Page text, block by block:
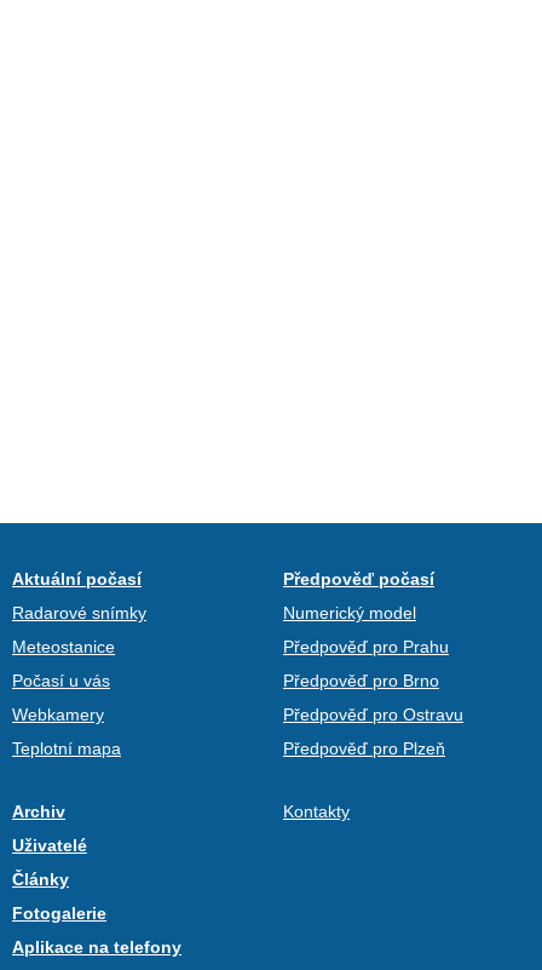
Aktuální počasí
Radarové snímky
Meteostanice
Počasí u vás
Webkamery
Teplotní mapa
Předpověď počasí
Numerický model
Předpověď pro Prahu
Předpověď pro Brno
Předpověď pro Ostravu
Předpověď pro Plzeň
Archiv
Uživatelé
Články
Fotogalerie
Aplikace na telefony
Kontakty